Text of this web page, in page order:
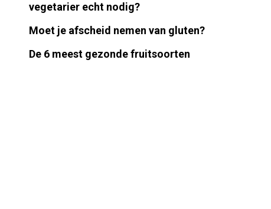
vegetarier echt nodig?
Moet je afscheid nemen van gluten?
De 6 meest gezonde fruitsoorten